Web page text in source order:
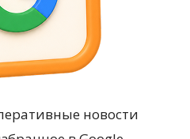
новости